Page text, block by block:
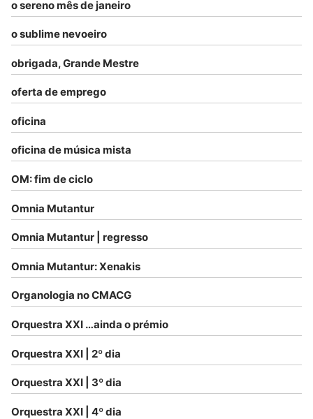
o sereno mês de janeiro
o sublime nevoeiro
obrigada, Grande Mestre
oferta de emprego
oficina
oficina de música mista
OM: fim de ciclo
Omnia Mutantur
Omnia Mutantur | regresso
Omnia Mutantur: Xenakis
Organologia no CMACG
Orquestra XXI …ainda o prémio
Orquestra XXI | 2º dia
Orquestra XXI | 3º dia
Orquestra XXI | 4º dia